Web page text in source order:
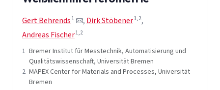
Gert Behrends 1 , Dirk Stöbener1,2,
Andreas Fischer1,2
1 Bremer Institut für Messtechnik, Automatisierung und
Qualitätswissenschaft, Universität Bremen
2 MAPEX Center for Materials and Processes, Universität
Bremen